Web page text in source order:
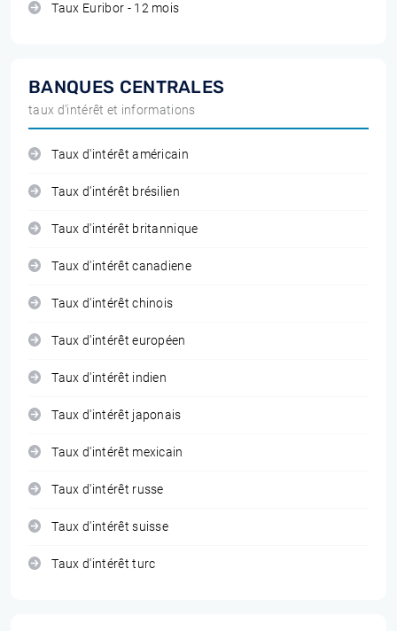
Taux Euribor - 12 mois
BANQUES CENTRALES
taux d'intérêt et informations
Taux d'intérêt américain
Taux d'intérêt brésilien
Taux d'intérêt britannique
Taux d'intérêt canadiene
Taux d'intérêt chinois
Taux d'intérêt européen
Taux d'intérêt indien
Taux d'intérêt japonais
Taux d'intérêt mexicain
Taux d'intérêt russe
Taux d'intérêt suisse
Taux d'intérêt turc